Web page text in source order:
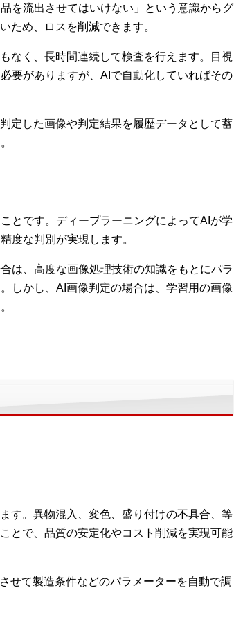
を流出させてはいけない」という意識からグ
ため、ロスを削減できます。
なく、長時間連続して検査を行えます。目視
要がありますが、AIで自動化していればその
定した画像や判定結果を履歴データとして蓄
とです。ディープラーニングによってAIが学
度な判別が実現します。
は、高度な画像処理技術の知識をもとにパラ
しかし、AI画像判定の場合は、学習用の画像
す。異物混入、変色、盛り付けの不具合、等
とで、品質の安定化やコスト削減を実現可能
せて製造条件などのパラメーターを自動で調